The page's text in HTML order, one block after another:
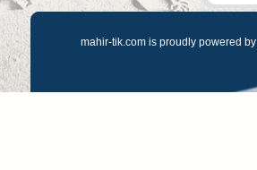
mahir-tik.com is proudly powered by